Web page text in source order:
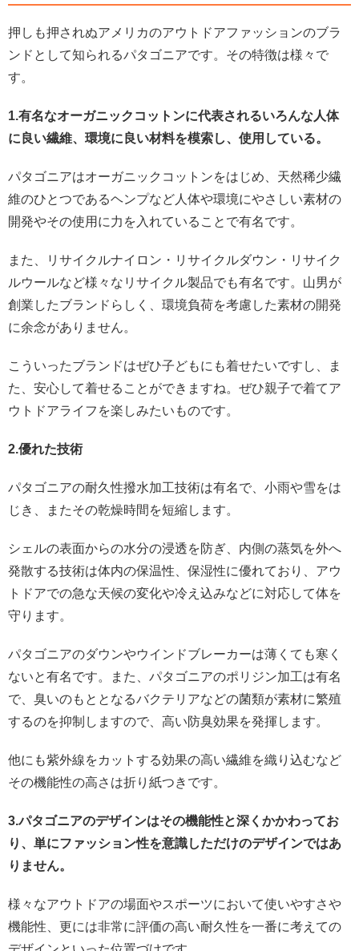
押しも押されぬアメリカのアウトドアファッションのブラ
ンドとして知られるパタゴニアです。その特徴は様々で
す。
1.有名なオーガニックコットンに代表されるいろんな人体
に良い繊維、環境に良い材料を模索し、使用している。
パタゴニアはオーガニックコットンをはじめ、天然稀少繊
維のひとつであるヘンプなど人体や環境にやさしい素材の
開発やその使用に力を入れていることで有名です。
また、リサイクルナイロン・リサイクルダウン・リサイク
ルウールなど様々なリサイクル製品でも有名です。山男が
創業したブランドらしく、環境負荷を考慮した素材の開発
に余念がありません。
こういったブランドはぜひ子どもにも着せたいですし、ま
た、安心して着せることができますね。ぜひ親子で着てア
ウトドアライフを楽しみたいものです。
2.優れた技術
パタゴニアの耐久性撥水加工技術は有名で、小雨や雪をは
じき、またその乾燥時間を短縮します。
シェルの表面からの水分の浸透を防ぎ、内側の蒸気を外へ
発散する技術は体内の保温性、保湿性に優れており、アウ
トドアでの急な天候の変化や冷え込みなどに対応して体を
守ります。
パタゴニアのダウンやウインドブレーカーは薄くても寒く
ないと有名です。また、パタゴニアのポリジン加工は有名
で、臭いのもととなるバクテリアなどの菌類が素材に繁殖
するのを抑制しますので、高い防臭効果を発揮します。
他にも紫外線をカットする効果の高い繊維を織り込むなど
その機能性の高さは折り紙つきです。
3.パタゴニアのデザインはその機能性と深くかかわってお
り、単にファッション性を意識しただけのデザインではあ
りません。
様々なアウトドアの場面やスポーツにおいて使いやすさや
機能性、更には非常に評価の高い耐久性を一番に考えての